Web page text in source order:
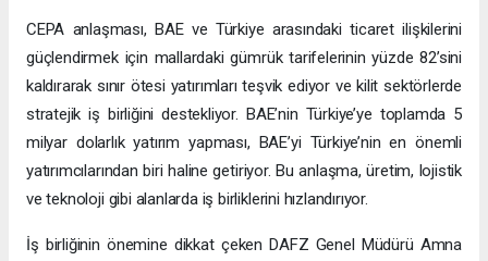
CEPA anlaşması, BAE ve Türkiye arasındaki ticaret ilişkilerini
güçlendirmek için mallardaki gümrük tarifelerinin yüzde 82’sini
kaldırarak sınır ötesi yatırımları teşvik ediyor ve kilit sektörlerde
stratejik iş birliğini destekliyor. BAE’nin Türkiye’ye toplamda 5
milyar dolarlık yatırım yapması, BAE’yi Türkiye’nin en önemli
yatırımcılarından biri haline getiriyor. Bu anlaşma, üretim, lojistik
ve teknoloji gibi alanlarda iş birliklerini hızlandırıyor.
İş birliğinin önemine dikkat çeken DAFZ Genel Müdürü Amna